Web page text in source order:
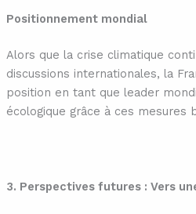
Positionnement mondial
Alors que la crise climatique
discussions internationales, la
position en tant que leader
écologique grâce à ces mesures
3. Perspectives futures : Vers